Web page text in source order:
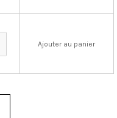
Ajouter au panier